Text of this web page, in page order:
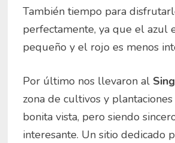
También tiempo para
perfectamente, ya que el azul
pequeño y el rojo es menos
Por último nos llevaron al
zona de cultivos y
bonita vista, pero siendo
interesante. Un sitio dedicado